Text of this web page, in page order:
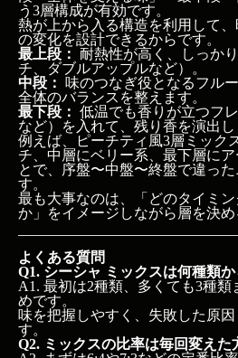
う3層構成が有効です。
熱が上から入る構造を利用して
の変化を設計できるからです。
最上段： 耐熱性が高く、しっか
チ、ダブルアップルなど）。
中段：
味のつなぎ役となるフル
全体のバランスを整えます。
最下段： 低温でも香りが立つフ
など）を入れて、残り香を演出し
例えば、ピーチティ風3層ミック
チ、中層にベリー系、最下層に
とで、序盤〜中盤〜終盤で違っ
す。
最も大事なのは、「どのタイミ
か」をイメージしながら層を決め
よくある質問
Q1. シーシャ ミックスは何種類
A1. 最初は2種類、多くても3種
めです。
味を把握しやすく、失敗した原
す。
Q2. ミックスの比率は毎回変えた